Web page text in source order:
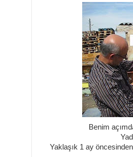
Benim
Yaklaşık 1 ay